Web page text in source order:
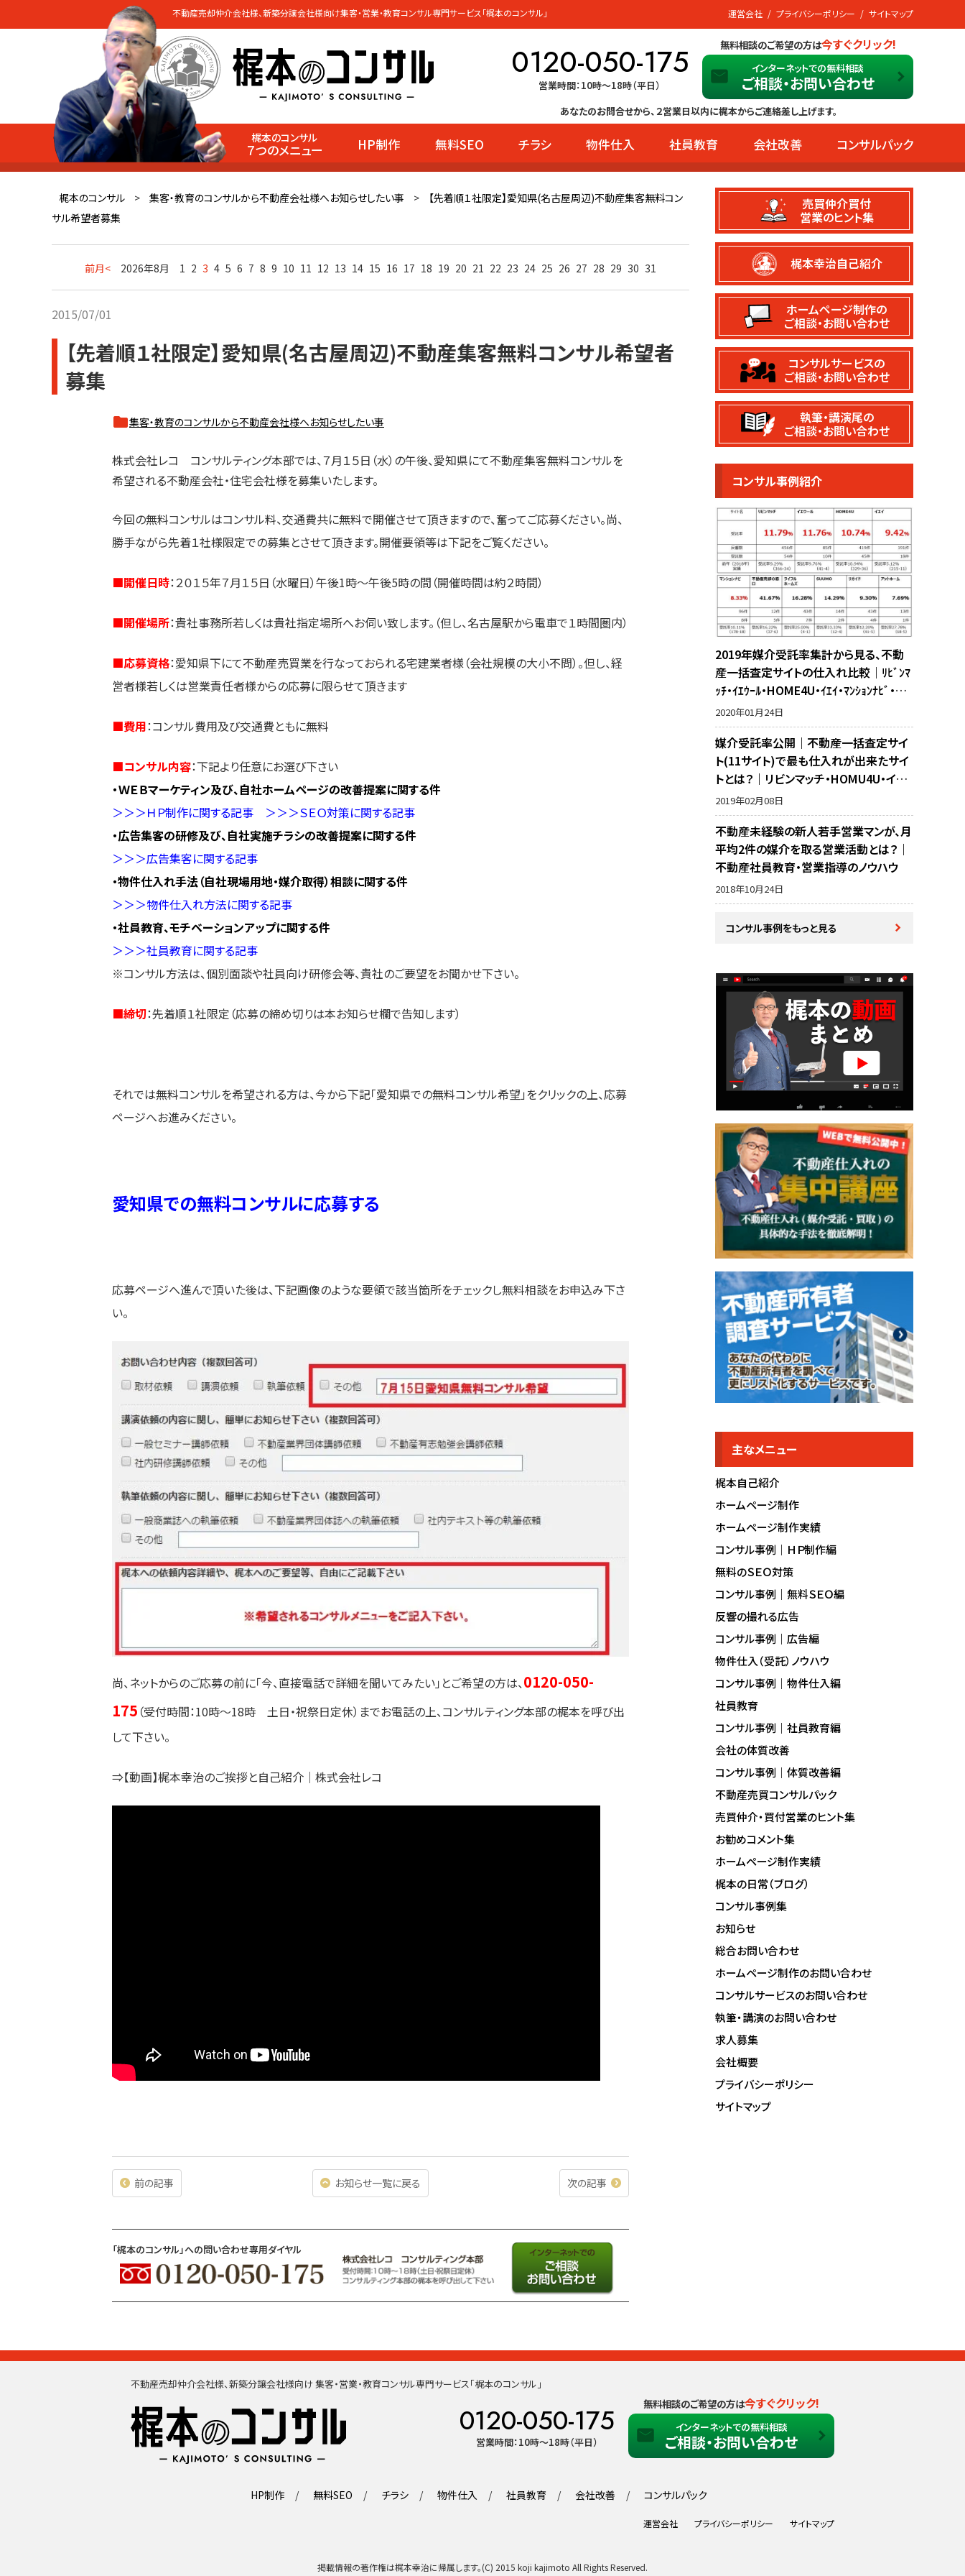
不動産売却仲介会社様、新築分譲会社様向け集客・営業・教育コンサル専門サービス「梶本のコンサル」
0120-050-175
営業時間：10時〜18時（平日）
無料相談のご希望の方は今すぐクリック!
インターネットでの無料相談
ご相談・お問い合わせ
運営会社 プライバシーポリシー サイトマップ
あなたのお問合せから、２営業日以内に梶本からご連絡差し上げます。
梶本のコンサル
７つのメニュー HP制作 無料SEO チラシ 物件仕入 社員教育 会社改善 コンサルパック
梶本のコンサル > 集客・教育のコンサルから不動産会社様へお知らせしたい事 >
【先着順１社限定】愛知県(名古屋周辺)不動産集客無料コン
サル希望者募集
前月< 2026年8月 1 2 3 4 5 6 7 8 9 10 11 12 13 14 15 16 17 18 19 20 21 22 23 24 25 26 27 28 29 30 31
2015/07/01
【先着順１社限定】愛知県(名古屋周辺)不動産集客無料コンサル希望者
募集
集客・教育のコンサルから不動産会社様へお知らせしたい事
株式会社レコ コンサルティング本部では、７月１５日（水）の午後、愛知県にて不動産集客無料コンサルを
希望される不動産会社・住宅会社様を募集いたします。
今回の無料コンサルはコンサル料、交通費共に無料で開催させて頂きますので、奮ってご応募ください。尚、
勝手ながら先着１社様限定での募集とさせて頂きます。開催要領等は下記をご覧ください。
■開催日時：２０１５年７月１５日（水曜日）午後1時～午後5時の間（開催時間は約２時間）
■開催場所：貴社事務所若しくは貴社指定場所へお伺い致します。（但し、名古屋駅から電車で１時間圏内）
■応募資格：愛知県下にて不動産売買業を行なっておられる宅建業者様（会社規模の大小不問）。但し、経
営者様若しくは営業責任者様からの応募に限らせて頂きます
■費用：コンサル費用及び交通費ともに無料
■コンサル内容：下記より任意にお選び下さい
・ＷＥＢマーケティン及び、自社ホームページの改善提案に関する件
＞＞＞ＨＰ制作に関する記事
＞＞＞ＳＥＯ対策に関する記事
・広告集客の研修及び、自社実施チラシの改善提案に関する件
＞＞＞広告集客に関する記事
・物件仕入れ手法（自社現場用地・媒介取得）相談に関する件
＞＞＞物件仕入れ方法に関する記事
・社員教育、モチベーションアップに関する件
＞＞＞社員教育に関する記事
※コンサル方法は、個別面談や社員向け研修会等、貴社のご要望をお聞かせ下さい。
■締切：先着順１社限定（応募の締め切りは本お知らせ欄で告知します）
それでは無料コンサルを希望される方は、今から下記「愛知県での無料コンサル希望」をクリックの上、応募
ページへお進みください。
愛知県での無料コンサルに応募する
応募ページへ進んで頂いた後は、下記画像のような要領で該当箇所をチェックし無料相談をお申込み下さ
い。
尚、ネットからのご応募の前に「今、直接電話で詳細を聞いてみたい」とご希望の方は、0120-050-
175 （受付時間：10時～18時 土日・祝祭日定休）までお電話の上、コンサルティング本部の梶本を呼び出
して下さい。
⇒【動画】梶本幸治のご挨拶と自己紹介｜株式会社レコ
前の記事 お知らせ一覧に戻る 次の記事
「梶本のコンサル」への問い合わせ専用ダイヤル
売買仲介買付
営業のヒント集
梶本幸治自己紹介
ホームページ制作の
ご相談・お問い合わせ
コンサルサービスの
ご相談・お問い合わせ
執筆・講演尾の
ご相談・お問い合わせ
コンサル事例紹介
2019年媒介受託率集計から見る、不動
産一括査定サイトの仕入れ比較｜ﾘﾋﾞﾝﾏ
ｯﾁ・ｲｴｳｰﾙ・HOME4U・ｲｴｲ・ﾏﾝｼｮﾝﾅﾋﾞ・不
動産売却の窓口・ﾗｲﾌﾙﾎｰﾑｽﾞ・SUUMO・ﾘ
ｶﾞｲﾄﾞ・ｱｯﾄﾎｰﾑの10サイト比較
2020年01月24日
媒介受託率公開｜不動産一括査定サイ
ト(11サイト)で最も仕入れが出来たサイ
トとは？｜リビンマッチ・HOMU4U・イエ
イ・イエウール・マンションナビ・リガイド・
アットホーム・SUUMO・不動産売却の窓
口・ホームズ・マイナビの反響比較
2019年02月08日
不動産未経験の新人若手営業マンが、月
平均2件の媒介を取る営業活動とは？｜
不動産社員教育・営業指導のノウハウ
2018年10月24日
コンサル事例をもっと見る
主なメニュー
梶本自己紹介
ホームページ制作
ホームページ制作実績
コンサル事例｜ＨＰ制作編
無料のＳＥＯ対策
コンサル事例｜無料ＳＥＯ編
反響の撮れる広告
コンサル事例｜広告編
物件仕入（受託）ノウハウ
コンサル事例｜物件仕入編
社員教育
コンサル事例｜社員教育編
会社の体質改善
コンサル事例｜体質改善編
不動産売買コンサルパック
売買仲介・買付営業のヒント集
お勧めコメント集
ホームページ制作実績
梶本の日常（ブログ）
コンサル事例集
お知らせ
総合お問い合わせ
ホームページ制作のお問い合わせ
コンサルサービスのお問い合わせ
執筆・講演のお問い合わせ
求人募集
会社概要
プライバシーポリシー
サイトマップ
不動産売却仲介会社様、新築分譲会社様向け 集客・営業・教育コンサル専門サービス「梶本のコンサル」
0120-050-175
営業時間：10時〜18時（平日）
無料相談のご希望の方は今すぐクリック!
インターネットでの無料相談
ご相談・お問い合わせ
HP制作 無料SEO チラシ 物件仕入 社員教育 会社改善 コンサルパック
運営会社 プライバシーポリシー サイトマップ
掲載情報の著作権は梶本幸治に帰属します。(C) 2015 koji kajimoto All Rights Reserved.